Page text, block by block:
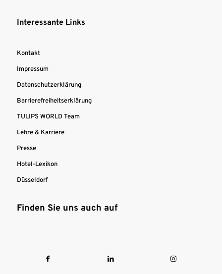
Interessante Links
Kontakt
Impressum
Datenschutzerklärung
Barrierefreiheitserklärung
TULIPS WORLD Team
Lehre & Karriere
Presse
Hotel-Lexikon
Düsseldorf
Finden Sie uns auch auf